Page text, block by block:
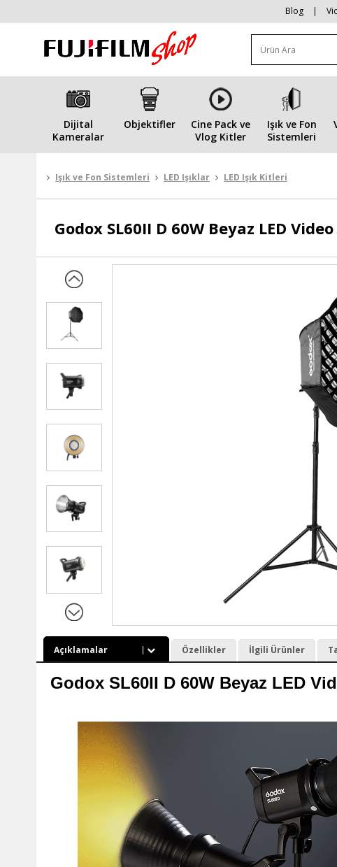
Blog |
Dijital
Kameralar
Objektifler
Cine Pack ve
Vlog Kitler
Işık ve Fon
Sistemleri
Işık ve Fon Sistemleri LED Işıklar LED Işık Kitleri
Godox SL60II D 60W Beyaz LED
Açıklamalar Özellikler İlgili Ürünler
Godox SL60II D 60W Beyaz LED